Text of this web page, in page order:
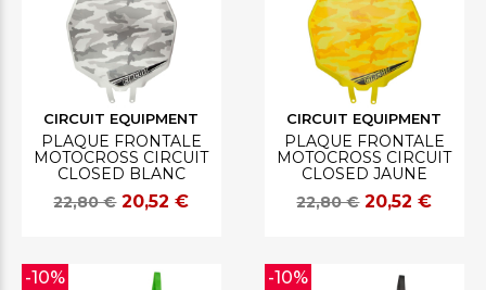
CIRCUIT EQUIPMENT
PLAQUE FRONTALE
MOTOCROSS CIRCUIT
CLOSED BLANC
22,80 € 20,52 €
CIRCUIT EQUIPMENT
PLAQUE FRONTALE
MOTOCROSS CIRCUIT
CLOSED JAUNE
22,80 € 20,52 €
-10% -10%